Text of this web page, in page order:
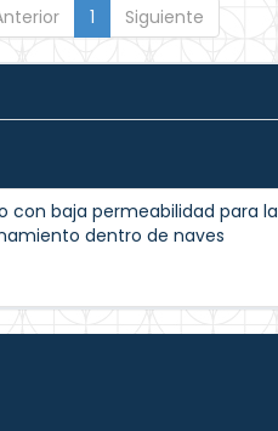
1 Siguiente
con baja permeabilidad para la
dentro de naves